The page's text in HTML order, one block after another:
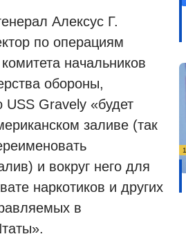
Алексус Г.
по операциям
начальников
обороны,
USS Gravely «будет
заливе (так
и вокруг него для
наркотиков и других
в